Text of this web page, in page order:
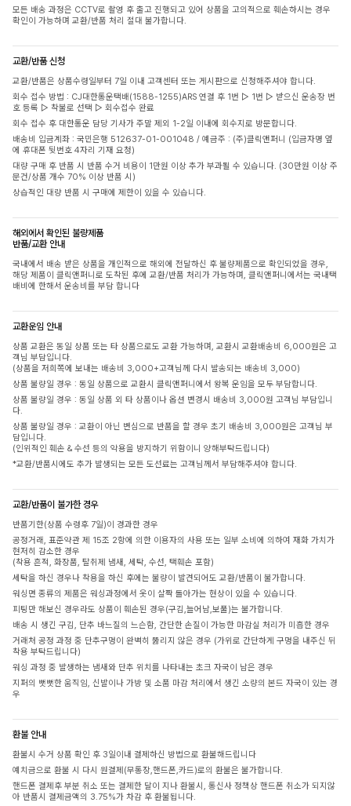
모든 배송 과정은 CCTV로 촬영 후 출고 진행되고 있어 상품을 고의적으로 훼손하시는 경우
확인이 가능하며 교환/반품 처리 절대 불가합니다.
교환/반품 신청
교환/반품은 상품수령일부터 7일 이내 고객센터 또는 게시판으로 신청해주셔야 합니다.
회수 접수 방법 : CJ대한통운택배(1588-1255)ARS 연결 후 1번 ▷ 1번 ▷ 받으신 운송장 번
호 등록 ▷ 착불로 선택 ▷ 회수접수 완료
회수 접수 후 대한통운 담당 기사가 주말 제외 1-2일 이내에 회수지로 방문합니다.
배송비 입금계좌 : 국민은행 512637-01-001048 / 예금주 : (주)클릭앤퍼니 (입금자명 옆
에 휴대폰 뒷번호 4자리 기재 요청)
대량 구매 후 반품 시 반품 수거 비용이 1만원 이상 추가 부과될 수 있습니다. (30만원 이상 주
문건/상품 개수 70% 이상 반품 시)
상습적인 대량 반품 시 구매에 제한이 있을 수 있습니다.
해외에서 확인된 불량제품
반품/교환 안내
국내에서 배송 받은 상품을 개인적으로 해외에 전달하신 후 불량제품으로 확인되었을 경우,
해당 제품이 클릭앤퍼니로 도착된 후에 교환/반품 처리가 가능하며, 클릭앤퍼니에서는 국내택
배비에 한해서 운송비를 부담 합니다
교환운임 안내
상품 교환은 동일 상품 또는 타 상품으로도 교환 가능하며, 교환시 교환배송비 6,000원은 고
객님 부담입니다.
(상품을 저희쪽에 보내는 배송비 3,000+고객님께 다시 발송되는 배송비 3,000)
상품 불량일 경우 : 동일 상품으로 교환시 클릭앤퍼니에서 왕복 운임을 모두 부담합니다.
상품 불량일 경우 : 동일 상품 외 타 상품이나 옵션 변경시 배송비 3,000원 고객님 부담입니
다.
상품 불량일 경우 : 교환이 아닌 변심으로 반품을 할 경우 초기 배송비 3,000원은 고객님 부
담입니다.
(인위적인 훼손 & 수선 등의 악용을 방지하기 위함이니 양해부탁드립니다)
*교환/반품시에도 추가 발생되는 모든 도선료는 고객님께서 부담해주셔야 합니다.
교환/반품이 불가한 경우
반품기한(상품 수령후 7일)이 경과한 경우
공정거래, 표준약관 제 15조 2항에 의한 이용자의 사용 또는 일부 소비에 의하여 재화 가치가
현저히 감소한 경우
(착용 흔적, 화장품, 탈취제 냄새, 세탁, 수선, 택훼손 포함)
세탁을 하신 경우나 착용을 하신 후에는 불량이 발견되어도 교환/반품이 불가합니다.
워싱면 종류의 제품은 워싱과정에서 옷이 살짝 돌아가는 현상이 있을 수 있습니다.
피팅만 해보신 경우라도 상품이 훼손된 경우(구김,늘어남,보풀)는 불가합니다.
배송 시 생긴 구김, 단추 바느질의 느슨함, 간단한 손질이 가능한 마감실 처리가 미흡한 경우
거래처 공정 과정 중 단추구멍이 완벽히 뚫리지 않은 경우 (가위로 간단하게 구멍을 내주신 뒤
착용 부탁드립니다)
워싱 과정 중 발생하는 냄새와 단추 위치를 나타내는 초크 자국이 남은 경우
지퍼의 뻣뻣한 움직임, 신발이나 가방 및 소품 마감 처리에서 생긴 소량의 본드 자국이 있는 경
우
환불 안내
환불시 수거 상품 확인 후 3일이내 결제하신 방법으로 환불해드립니다
예치금으로 환불 시 다시 원결제(무통장,핸드폰,카드)로의 환불은 불가합니다.
핸드폰 결제후 부분 취소 또는 결제한 달이 지나 환불시, 통신사 정책상 핸드폰 취소가 되지않
아 반품시 결제금액의 3.75%가 차감 후 환불됩니다.